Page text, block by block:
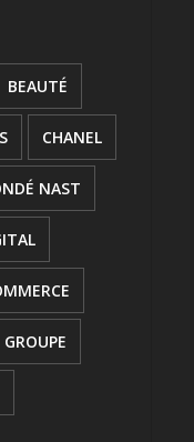
BEAUTÉ
CHANEL
NAST
GROUPE